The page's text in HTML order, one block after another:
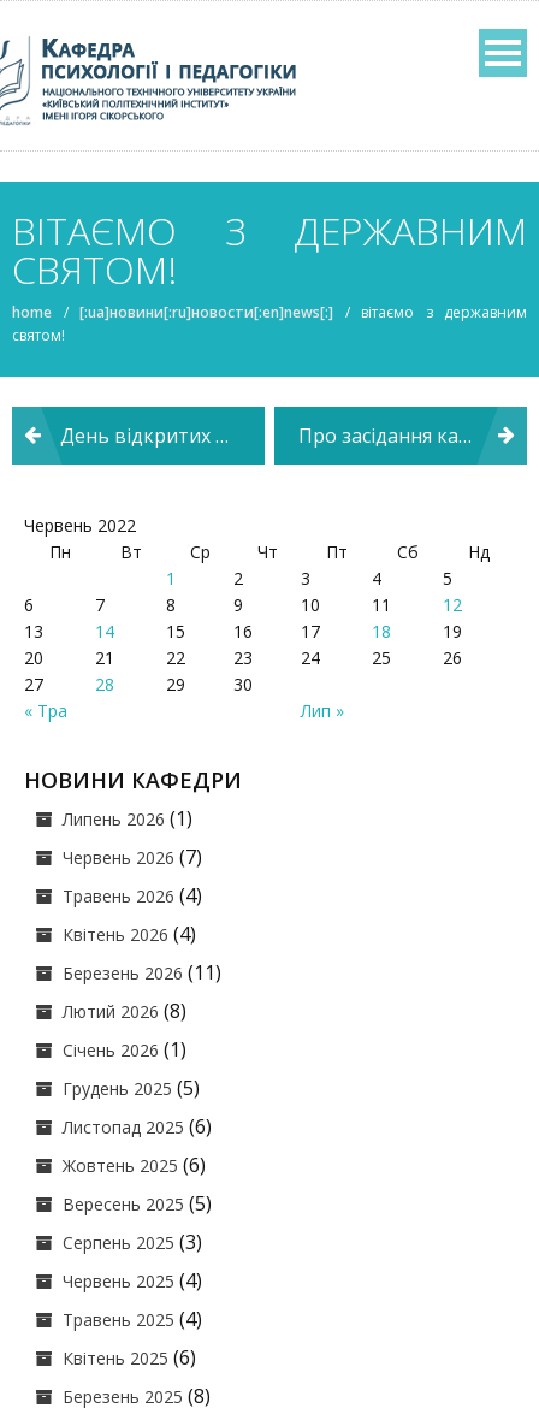
ВІТАЄМО З ДЕРЖАВНИМ
СВЯТОМ!
home / [:ua]новини[:ru]новости[:en]news[:] / вітаємо з державним
святом!
Навігація
записів
День відкритих дверей ФСП 2022 Про засідання кафедри психології і педагогіки
Червень 2022
Пн
Вт Ср Чт Пт Сб Нд
« Тра Лип »
1 2 3 4
5
6
7 8 9 10 11
12
13
14 15 16 17 18
19
20
21 22 23 24 25
26
27
28 29 30
НОВИНИ КАФЕДРИ
Липень 2026 (1)
Червень 2026 (7)
Травень 2026 (4)
Квітень 2026 (4)
Березень 2026 (11)
Лютий 2026 (8)
Січень 2026 (1)
Грудень 2025 (5)
Листопад 2025 (6)
Жовтень 2025 (6)
Вересень 2025 (5)
Серпень 2025 (3)
Червень 2025 (4)
Травень 2025 (4)
Квітень 2025 (6)
Березень 2025 (8)